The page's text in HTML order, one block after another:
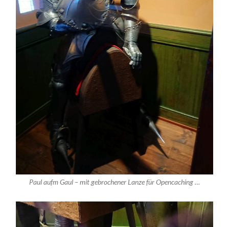
Paul aufm Gaul – mit gebrochener Lanze für Opencaching …